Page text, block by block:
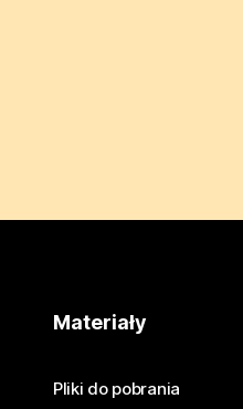
Materiały
Pliki do pobrania